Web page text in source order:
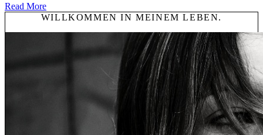
Read More
WILLKOMMEN IN MEINEM LEBEN.